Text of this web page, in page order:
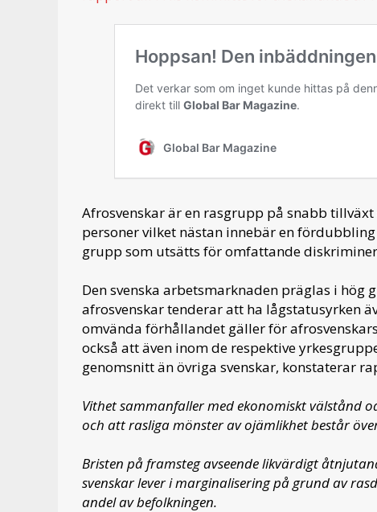
Afrosvenskar är en rasgrupp på snabb
personer vilket nästan innebär en
grupp som utsätts för omfattande
Den svenska arbetsmarknaden präglas i hög
afrosvenskar tenderar att ha lågstatusyrken
omvända förhållandet gäller för
också att även inom de respektive
genomsnitt än övriga svenskar, konstaterar
Vithet sammanfaller med ekonomiskt välstånd
och att rasliga mönster av ojämlikhet består
Bristen på framsteg avseende likvärdigt
svenskar lever i marginalisering på grund av
andel av befolkningen.